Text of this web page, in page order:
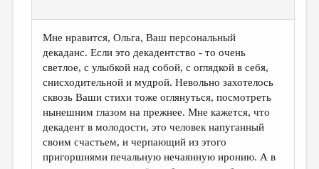
Мне нравится, Ольга, Ваш персональный
декаданс. Если это декадентство - то очень
светлое, с улыбкой над собой, с оглядкой в себя,
снисходительной и мудрой. Невольно захотелось
сквозь Ваши стихи тоже оглянуться, посмотреть
нынешним глазом на прежнее. Мне кажется, что
декадент в молодости, это человек напуганный
своим счастьем, и черпающий из этого
пригоршнями печальную нечаянную иронию. А в